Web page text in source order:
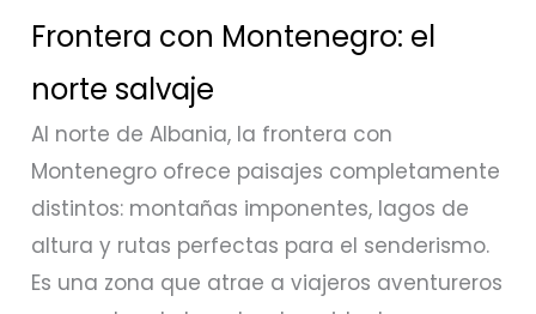
Frontera con Montenegro: el
norte salvaje
Al norte de Albania, la frontera con
Montenegro ofrece paisajes completamente
distintos: montañas imponentes, lagos de
altura y rutas perfectas para el senderismo.
Es una zona que atrae a viajeros aventureros